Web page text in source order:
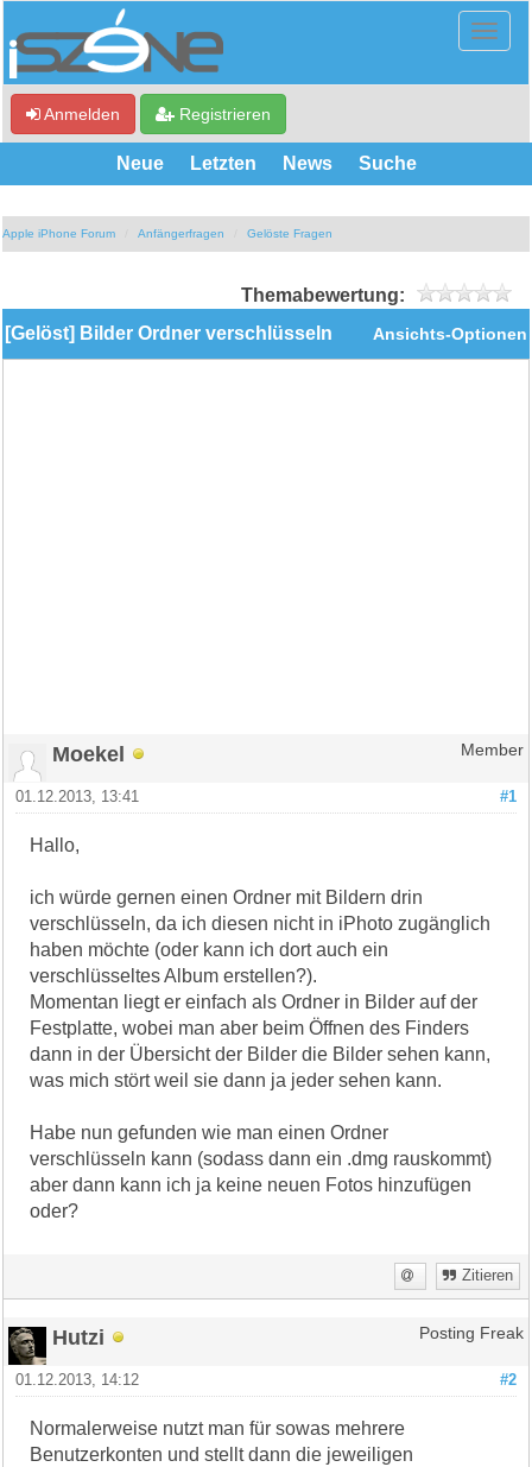
Anmelden Registrieren
Neue Letzten News Suche
Apple iPhone Forum Anfängerfragen Gelöste Fragen
Themabewertung:
Ansichts-Optionen
[Gelöst] Bilder Ordner verschlüsseln
Moekel Member
#1
01.12.2013, 13:41
Hallo,
ich würde gernen einen Ordner mit Bildern drin
verschlüsseln, da ich diesen nicht in iPhoto zugänglich
haben möchte (oder kann ich dort auch ein
verschlüsseltes Album erstellen?).
Momentan liegt er einfach als Ordner in Bilder auf der
Festplatte, wobei man aber beim Öffnen des Finders
dann in der Übersicht der Bilder die Bilder sehen kann,
was mich stört weil sie dann ja jeder sehen kann.
Habe nun gefunden wie man einen Ordner
verschlüsseln kann (sodass dann ein .dmg rauskommt)
aber dann kann ich ja keine neuen Fotos hinzufügen
oder?
Zitieren
Hutzi Posting Freak
#2
01.12.2013, 14:12
Normalerweise nutzt man für sowas mehrere
Benutzerkonten und stellt dann die jeweiligen